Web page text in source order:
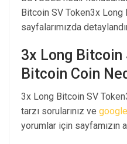
Bitcoin SV Token3x
sayfalarımızda
3x Long Bitcoin
Bitcoin Coin
3x Long Bitcoin SV
tarzı sorularınız ve google
yorumlar için sayfamızın